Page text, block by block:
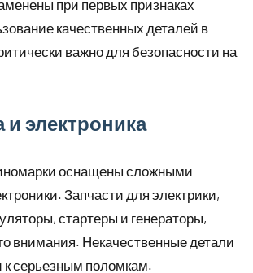
при первых признаках
качественных деталей в
важно для безопасности на
и электроника
оснащены сложными
Запчасти для электрики,
стартеры и генераторы,
внимания. Некачественные детали
к серьезным поломкам.